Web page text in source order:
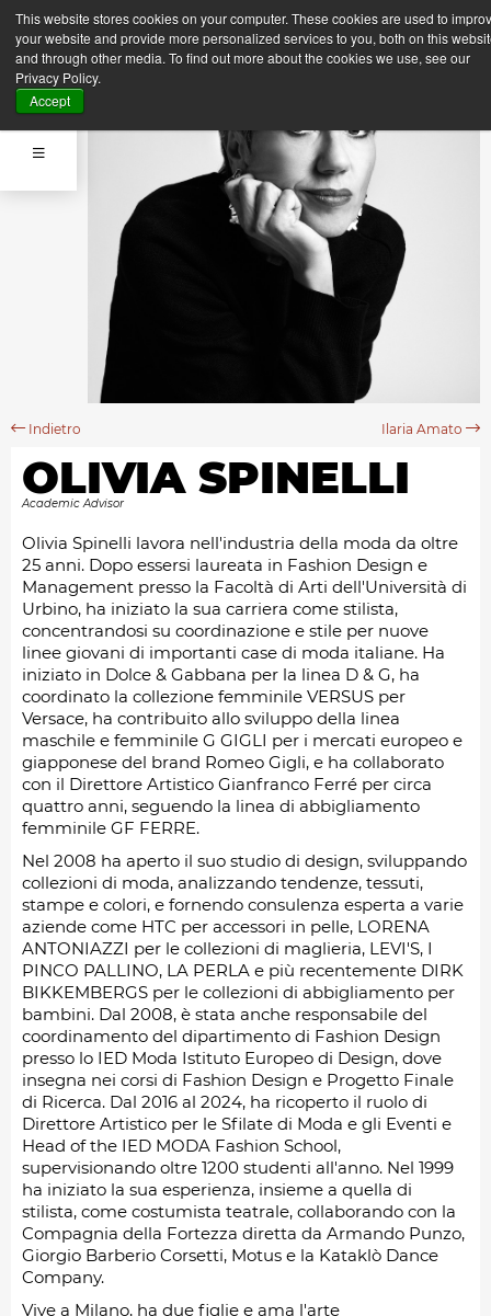
This website stores cookies on your computer. These cookies are used to
your website and provide more personalized services to you, both on this
and through other media. To find out more about the cookies we use, see our
Privacy Policy.
Accept
Indietro Ilaria Amato
OLIVIA SPINELLI
Academic Advisor
Olivia Spinelli lavora nell'industria della moda da oltre
25 anni. Dopo essersi laureata in Fashion Design e
Management presso la Facoltà di Arti dell'Università di
Urbino, ha iniziato la sua carriera come stilista,
concentrandosi su coordinazione e stile per nuove
linee giovani di importanti case di moda italiane. Ha
iniziato in Dolce & Gabbana per la linea D & G, ha
coordinato la collezione femminile VERSUS per
Versace, ha contribuito allo sviluppo della linea
maschile e femminile G GIGLI per i mercati europeo e
giapponese del brand Romeo Gigli, e ha collaborato
con il Direttore Artistico Gianfranco Ferré per circa
quattro anni, seguendo la linea di abbigliamento
femminile GF FERRE.
Nel 2008 ha aperto il suo studio di design, sviluppando
collezioni di moda, analizzando tendenze, tessuti,
stampe e colori, e fornendo consulenza esperta a varie
aziende come HTC per accessori in pelle, LORENA
ANTONIAZZI per le collezioni di maglieria, LEVI'S, I
PINCO PALLINO, LA PERLA e più recentemente DIRK
BIKKEMBERGS per le collezioni di abbigliamento per
bambini. Dal 2008, è stata anche responsabile del
coordinamento del dipartimento di Fashion Design
presso lo IED Moda Istituto Europeo di Design, dove
insegna nei corsi di Fashion Design e Progetto Finale
di Ricerca. Dal 2016 al 2024, ha ricoperto il ruolo di
Direttore Artistico per le Sfilate di Moda e gli Eventi e
Head of the IED MODA Fashion School,
supervisionando oltre 1200 studenti all'anno. Nel 1999
ha iniziato la sua esperienza, insieme a quella di
stilista, come costumista teatrale, collaborando con la
Compagnia della Fortezza diretta da Armando Punzo,
Giorgio Barberio Corsetti, Motus e la Kataklò Dance
Company.
Vive a Milano, ha due figlie e ama l'arte